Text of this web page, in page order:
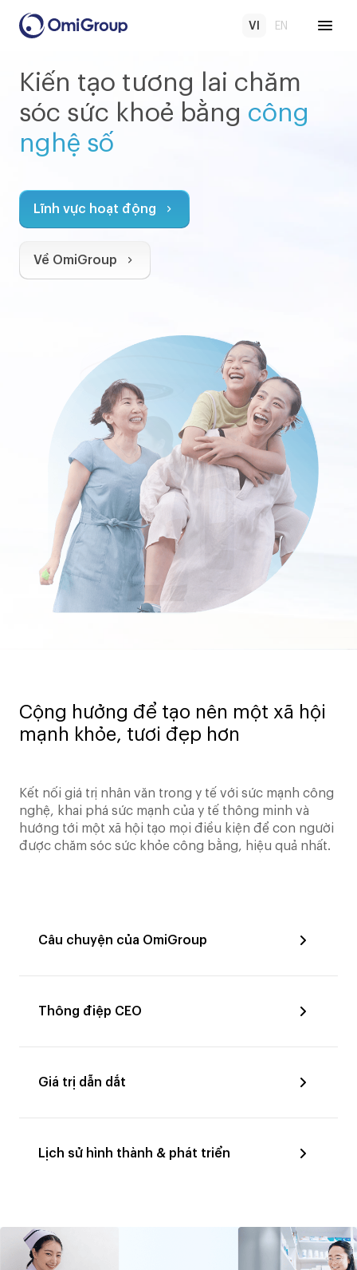
VI EN
Kiến tạo tương lai chăm
sóc sức khoẻ bằng công
nghệ số
Lĩnh vực hoạt động
Về OmiGroup
Kiến tạo tương lai chăm
sóc sức khoẻ bằng công
nghệ số
Lĩnh vực hoạt động
Về OmiGroup
Kiến tạo tương lai chăm
sóc sức khoẻ bằng công
nghệ số
Lĩnh vực hoạt động
Về OmiGroup
Cộng hưởng để tạo nên một xã hội
mạnh khỏe, tươi đẹp hơn
Kết nối giá trị nhân văn trong y tế với sức mạnh công
nghệ, khai phá sức mạnh của y tế thông minh và
hướng tới một xã hội tạo mọi điều kiện để con người
được chăm sóc sức khỏe công bằng, hiệu quả nhất.
Câu chuyện của OmiGroup
Thông điệp CEO
Giá trị dẫn dắt
Lịch sử hình thành & phát triển